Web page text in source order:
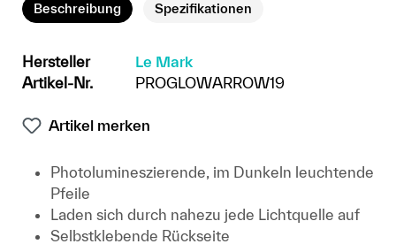
Beschreibung Spezifikationen
Hersteller
Le Mark
Artikel-Nr.
PROGLOWARROW19
Artikel merken
Photolumineszierende, im Dunkeln leuchtende
Pfeile
Laden sich durch nahezu jede Lichtquelle auf
Selbstklebende Rückseite